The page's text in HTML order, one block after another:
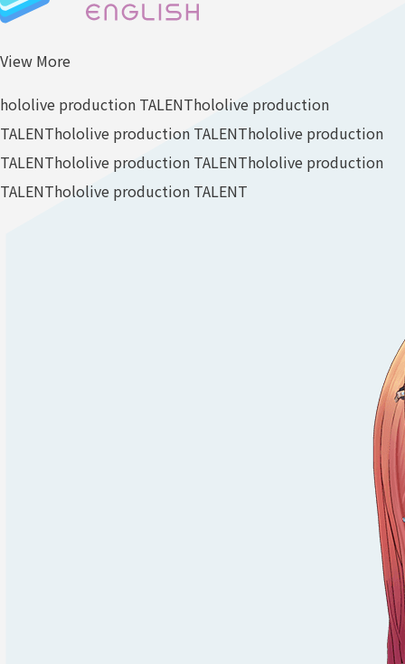
View More
hololive production TALENThololive production
TALENThololive production TALENThololive production
TALENThololive production TALENThololive production
TALENThololive production TALENT